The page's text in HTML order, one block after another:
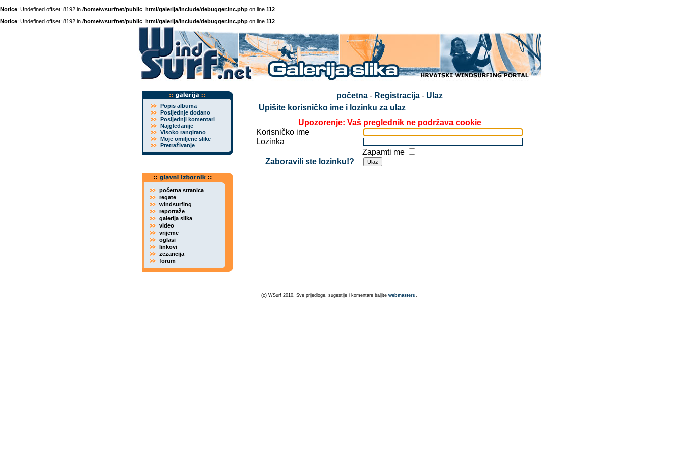
Notice: Undefined offset: 8192 in /home/wsurfnet/public_html/galerija/include/debugger.inc.php on line 112
Notice: Undefined offset: 8192 in /home/wsurfnet/public_html/galerija/include/debugger.inc.php on line 112
Popis albuma
Posljednje dodano
Posljednji komentari
Najgledanije
Visoko rangirano
Moje omiljene slike
Pretraživanje
početna stranica
regate
windsurfing
reportaže
galerija slika
video
vrijeme
oglasi
linkovi
zezancija
forum
početna- Registracija- Ulaz
Upišite korisničko ime i lozinku za ulaz
Upozorenje: Vaš preglednik ne podržava cookie
Korisničko ime
Lozinka
Zapamti me
Zaboravili ste lozinku!?
(c) WSurf 2010. Sve prijedloge, sugestije i komentare šaljite webmasteru